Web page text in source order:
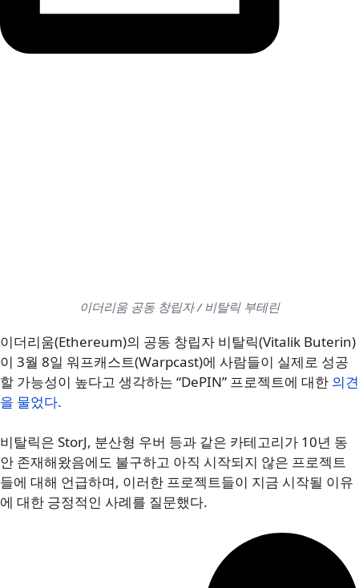
이더리움 공동 창립자 / 비탈릭 부테린
이더리움(Ethereum)의 공동 창립자 비탈릭(Vitalik Buterin)
이 3월 8일 워프캐스트(Warpcast)에 사람들이 실제로 성공
할 가능성이 높다고 생각하는 “DePIN” 프로젝트에 대한 의견
을 물었다.
비탈릭은 StorJ, 분산형 우버 등과 같은 카테고리가 10년 동
안 존재해왔음에도 불구하고 아직 시작되지 않은 프로젝트
들에 대해 언급하며, 이러한 프로젝트들이 지금 시작될 이유
에 대한 긍정적인 사례를 질문했다.